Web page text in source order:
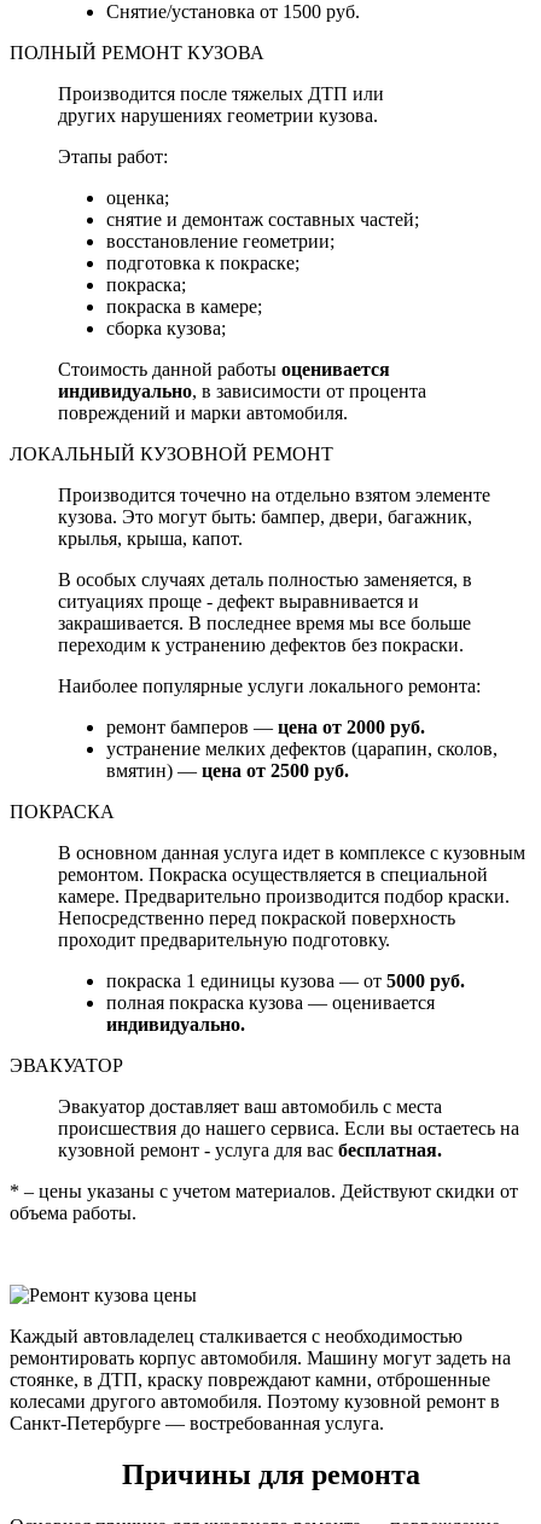
Снятие/установка от 1500 руб.
ПОЛНЫЙ РЕМОНТ КУЗОВА
Производится после тяжелых ДТП или
других нарушениях геометрии кузова.
Этапы работ:
оценка;
снятие и демонтаж составных частей;
восстановление геометрии;
подготовка к покраске;
покраска;
покраска в камере;
сборка кузова;
Стоимость данной работы оценивается
индивидуально, в зависимости от процента
повреждений и марки автомобиля.
ЛОКАЛЬНЫЙ КУЗОВНОЙ РЕМОНТ
Производится точечно на отдельно взятом элементе
кузова. Это могут быть: бампер, двери, багажник,
крылья, крыша, капот.
В особых случаях деталь полностью заменяется, в
ситуациях проще - дефект выравнивается и
закрашивается. В последнее время мы все больше
переходим к устранению дефектов без покраски.
Наиболее популярные услуги локального ремонта:
ремонт бамперов — цена от 2000 руб.
устранение мелких дефектов (царапин, сколов,
вмятин) — цена от 2500 руб.
ПОКРАСКА
В основном данная услуга идет в комплексе с кузовным
ремонтом. Покраска осуществляется в специальной
камере. Предварительно производится подбор краски.
Непосредственно перед покраской поверхность
проходит предварительную подготовку.
покраска 1 единицы кузова — от 5000 руб.
полная покраска кузова — оценивается
индивидуально.
ЭВАКУАТОР
Эвакуатор доставляет ваш автомобиль с места
происшествия до нашего сервиса. Если вы остаетесь на
кузовной ремонт - услуга для вас бесплатная.
* – цены указаны с учетом материалов. Действуют скидки от
объема работы.
Каждый автовладелец сталкивается с необходимостью
ремонтировать корпус автомобиля. Машину могут задеть на
стоянке, в ДТП, краску повреждают камни, отброшенные
колесами другого автомобиля. Поэтому кузовной ремонт в
Санкт-Петербурге — востребованная услуга.
Причины для ремонта